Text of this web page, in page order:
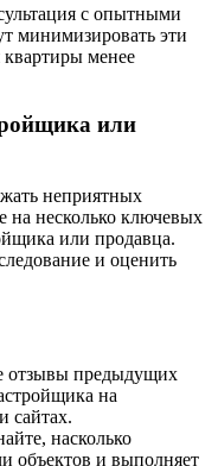
с опытными
минимизировать эти
квартиры менее
или
неприятных
на несколько ключевых
или продавца.
и оценить
отзывы предыдущих
на
сайтах.
насколько
объектов и выполняет